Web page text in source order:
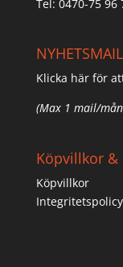
Tel: 0470-75 96
NYHETSMAIL
Klicka här för
(Max 1 mail/
Köpvillkor &
Köpvillkor
Integritetspolicy